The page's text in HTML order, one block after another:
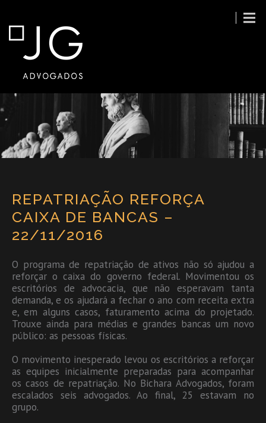
REPATRIAÇÃO REFORÇA
CAIXA DE BANCAS –
22/11/2016
O programa de repatriação de ativos não só ajudou a
reforçar o caixa do governo federal. Movimentou os
escritórios de advocacia, que não esperavam tanta
demanda, e os ajudará a fechar o ano com receita extra
e, em alguns casos, faturamento acima do projetado.
Trouxe ainda para médias e grandes bancas um novo
público: as pessoas físicas.
O movimento inesperado levou os escritórios a reforçar
as equipes inicialmente preparadas para acompanhar
os casos de repatriação. No Bichara Advogados, foram
escalados seis advogados. Ao final, 25 estavam no
grupo.